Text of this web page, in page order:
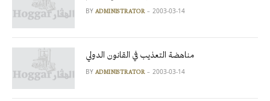
BY ADMINISTRATOR 2003-03-14
مناهضة التعذيب في القانون الدولي
BY ADMINISTRATOR 2003-03-14